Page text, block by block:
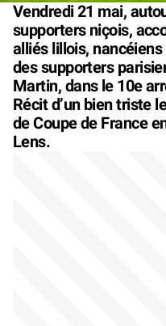
Vendredi 21 mai,
supporters niçois,
alliés lillois,
des supporters
Martin, dans le 10e
Récit d’un bien triste
de Coupe de France
Lens.